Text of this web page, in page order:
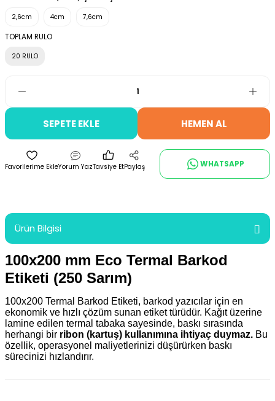
2,6cm 4cm 7,6cm
TOPLAM RULO
20 RULO
SEPETE EKLE HEMEN AL
Yorum YazTavsiye EtPaylaş WHATSAPP
Ürün Bilgisi
100x200 mm Eco Termal Barkod
Etiketi (250 Sarım)
100x200 Termal Barkod Etiketi, barkod yazıcılar için en
ekonomik ve hızlı çözüm sunan etiket türüdür. Kağıt üzerine
lamine edilen termal tabaka sayesinde, baskı sırasında
herhangi bir ribon (kartuş) kullanımına ihtiyaç duymaz. Bu
özellik, operasyonel maliyetlerinizi düşürürken baskı
sürecinizi hızlandırır.